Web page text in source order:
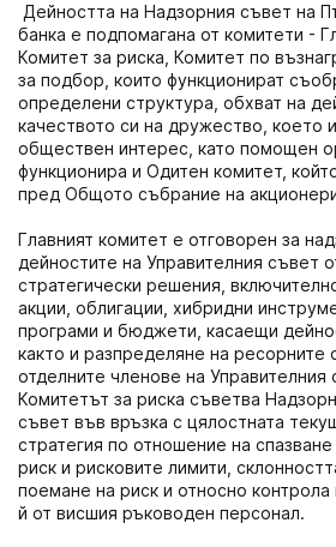
Дейността на Надзорния съвет на
банка е подпомагана от комитети -
Комитет за риска, Комитет по
за подбор, които функционират
определени структура, обхват на
качеството си на дружество, което
обществен интерес, като помощен
функционира и Одитен комитет,
пред Общото събрание на
Главният комитет е отговорен за
дейностите на Управителния съвет
стратегически решения,
акции, облигации, хибридни
програми и бюджети, касаещи
както и разпределяне на ресорните
отделните членове на Управителния
Комитетът за риска съветва
съвет във връзка с цялостната
стратегия по отношение на спазване
риск и рисковите лимити,
поемане на риск и относно
й от висшия ръководен персонал.